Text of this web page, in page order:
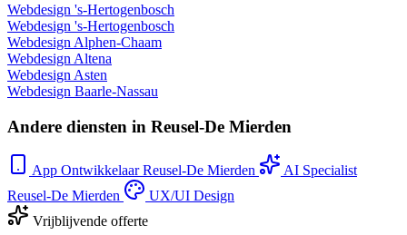
Webdesign 's-Hertogenbosch
Webdesign 's-Hertogenbosch
Webdesign Alphen-Chaam
Webdesign Altena
Webdesign Asten
Webdesign Baarle-Nassau
Andere diensten in Reusel-De Mierden
App Ontwikkelaar Reusel-De Mierden
AI Specialist
Reusel-De Mierden
UX/UI Design
Vrijblijvende offerte